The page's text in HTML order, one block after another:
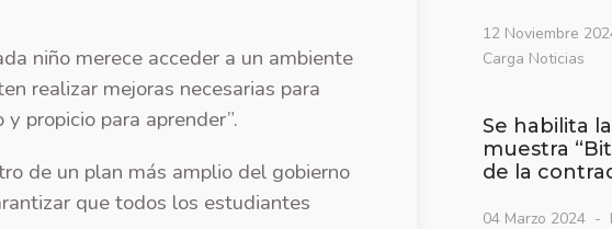
niño merece acceder a un ambiente
realizar mejoras necesarias para
propicio para aprender”.
de un plan más amplio del gobierno
que todos los estudiantes
12 Noviembre
Carga Noticias
Se habilita la
muestra
de la
04 Marzo 2024